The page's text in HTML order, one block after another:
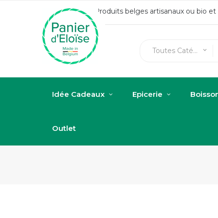
Produits belges artisanaux ou bio
Toutes Catégories keyboard_arrow_down
Idée Cadeaux Epicerie
Outlet